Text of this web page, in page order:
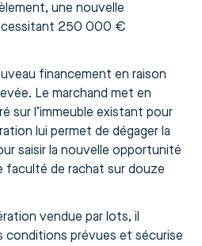
une nouvelle
250 000 €
financement en raison
Le marchand met en
sur l’immeuble existant pour
lui permet de dégager la
saisir la nouvelle opportunité
de rachat sur douze
vendue par lots, il
conditions prévues et sécurise